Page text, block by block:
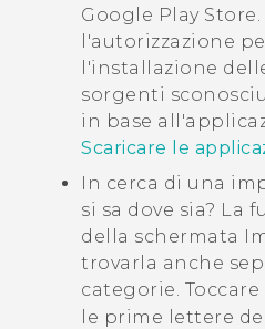
Google Play Store
l'autorizzazione
l'installazione
sorgenti
in base
Scaricare le
In cerca di una
si sa dove sia? La
della schermata
trovarla anche
categorie. Toccare
le prime lettere